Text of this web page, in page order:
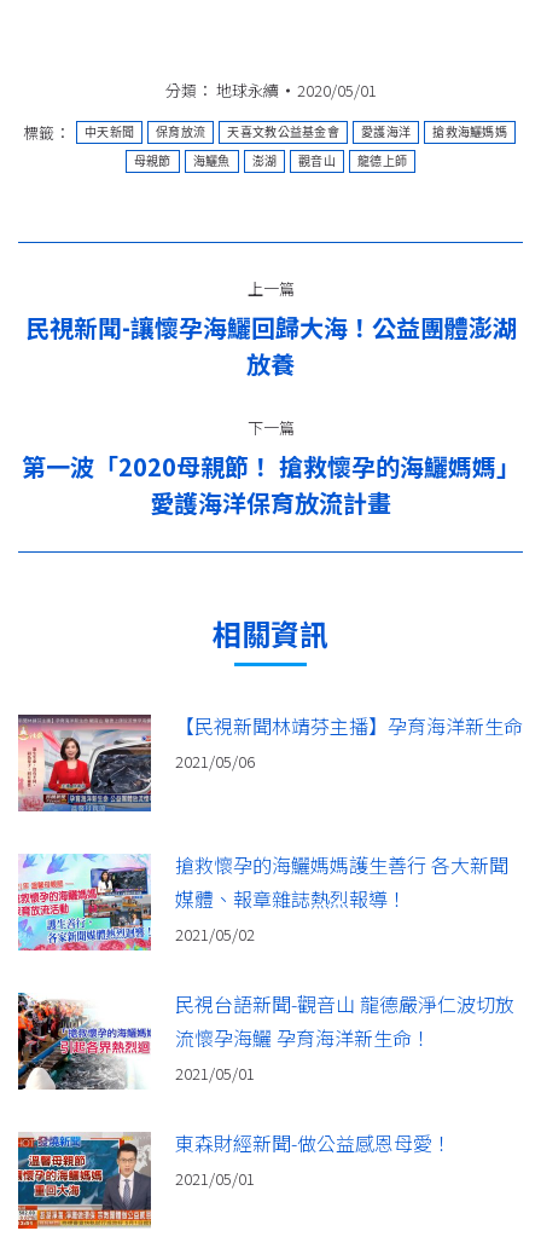
分類： 地球永續
2020/05/01
標籤：
中天新聞 保育放流 天喜文教公益基金會 愛護海洋 搶救海鱺媽媽
母親節 海鱺魚 澎湖 觀音山 龍德上師
章
上一篇
上
一
民視新聞-讓懷孕海鱺回歸大海！公益團體澎湖
放養
下一篇
下
一
篇：
第一波「2020母親節！ 搶救懷孕的海鱺媽媽」
愛護海洋保育放流計畫
相關資訊
【民視新聞林靖芬主播】孕育海洋新生命
2021/05/06
搶救懷孕的海鱺媽媽護生善行 各大新聞
媒體、報章雜誌熱烈報導！
2021/05/02
民視台語新聞-觀音山 龍德嚴淨仁波切放
流懷孕海鱺 孕育海洋新生命！
2021/05/01
東森財經新聞-做公益感恩母愛！
2021/05/01